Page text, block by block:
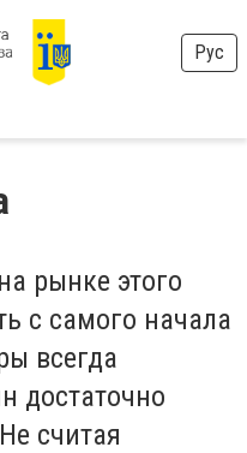
Рус
рынке этого
с самого начала
всегда
достаточно
считая